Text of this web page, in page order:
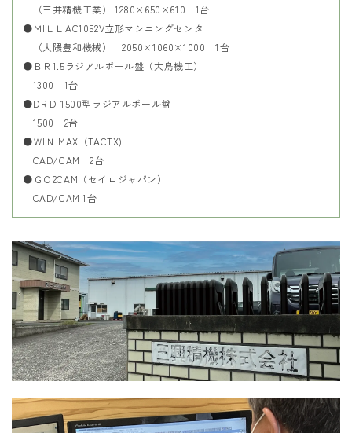
（三井精機工業） 1280×650×610 1台
●ＭIＬＬAC1052V立形マシニングセンタ
（大隈豊和機械） 2050×1060×1000 1台
●ＢＲ1.5ラジアルボール盤（大鳥機工）
1300 1台
●DＲD-1500型ラジアルボール盤
1500 2台
●ＷIＮ MAX（TACTX)
CAD/CAM 2台
●ＧＯ2CAM（セイロジャパン）
CAD/CAM 1台